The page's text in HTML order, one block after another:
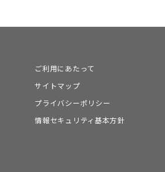
ご利用にあたって
サイトマップ
プライバシーポリシー
情報セキュリティ基本方針